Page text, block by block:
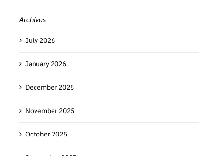
Archives
July 2026
January 2026
December 2025
November 2025
October 2025